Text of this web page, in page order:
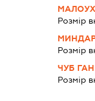
Розмір
Розмір
ЧУБ
Розмір